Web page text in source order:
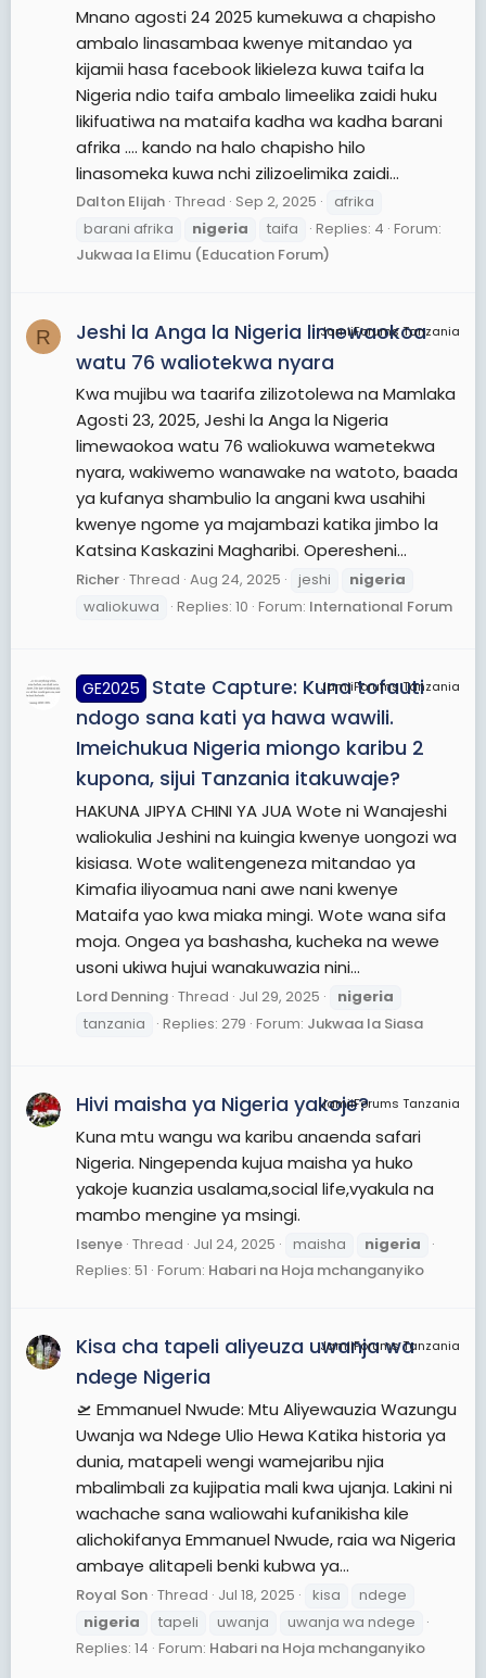
Mnano agosti 24 2025 kumekuwa a chapisho
ambalo linasambaa kwenye mitandao ya
kijamii hasa facebook likieleza kuwa taifa la
Nigeria ndio taifa ambalo limeelika zaidi huku
likifuatiwa na mataifa kadha wa kadha barani
afrika …. kando na halo chapisho hilo
linasomeka kuwa nchi zilizoelimika zaidi...
Dalton Elijah Thread Sep 2, 2025
afrika
barani afrika
nigeria taifa Replies: 4 Forum:
Jukwaa la Elimu (Education Forum)
R JamiiForums Tanzania
Jeshi la Anga la Nigeria limewaokoa
watu 76 waliotekwa nyara
Kwa mujibu wa taarifa zilizotolewa na Mamlaka
Agosti 23, 2025, Jeshi la Anga la Nigeria
limewaokoa watu 76 waliokuwa wametekwa
nyara, wakiwemo wanawake na watoto, baada
ya kufanya shambulio la angani kwa usahihi
kwenye ngome ya majambazi katika jimbo la
Katsina Kaskazini Magharibi. Operesheni...
Richer Thread Aug 24, 2025 jeshi
nigeria
waliokuwa
Replies: 10 Forum: International Forum
JamiiForums Tanzania
GE2025
State Capture: Kuna tofauti
ndogo sana kati ya hawa wawili.
Imeichukua Nigeria miongo karibu 2
kupona, sijui Tanzania itakuwaje?
HAKUNA JIPYA CHINI YA JUA Wote ni Wanajeshi
waliokulia Jeshini na kuingia kwenye uongozi wa
kisiasa. Wote walitengeneza mitandao ya
Kimafia iliyoamua nani awe nani kwenye
Mataifa yao kwa miaka mingi. Wote wana sifa
moja. Ongea ya bashasha, kucheka na wewe
usoni ukiwa hujui wanakuwazia nini...
Lord Denning Thread Jul 29, 2025
nigeria
tanzania
Replies: 279 Forum: Jukwaa la Siasa
JamiiForums Tanzania
Hivi maisha ya Nigeria yakoje?
Kuna mtu wangu wa karibu anaenda safari
Nigeria. Ningependa kujua maisha ya huko
yakoje kuanzia usalama,social life,vyakula na
mambo mengine ya msingi.
Isenye Thread Jul 24, 2025 maisha
nigeria
Replies: 51 Forum: Habari na Hoja mchanganyiko
JamiiForums Tanzania
Kisa cha tapeli aliyeuza uwanja wa
ndege Nigeria
🛫 Emmanuel Nwude: Mtu Aliyewauzia Wazungu
Uwanja wa Ndege Ulio Hewa Katika historia ya
dunia, matapeli wengi wamejaribu njia
mbalimbali za kujipatia mali kwa ujanja. Lakini ni
wachache sana waliowahi kufanikisha kile
alichokifanya Emmanuel Nwude, raia wa Nigeria
ambaye alitapeli benki kubwa ya...
Royal Son Thread Jul 18, 2025 kisa
ndege
nigeria
tapeli uwanja
uwanja wa ndege
Replies: 14 Forum: Habari na Hoja mchanganyiko